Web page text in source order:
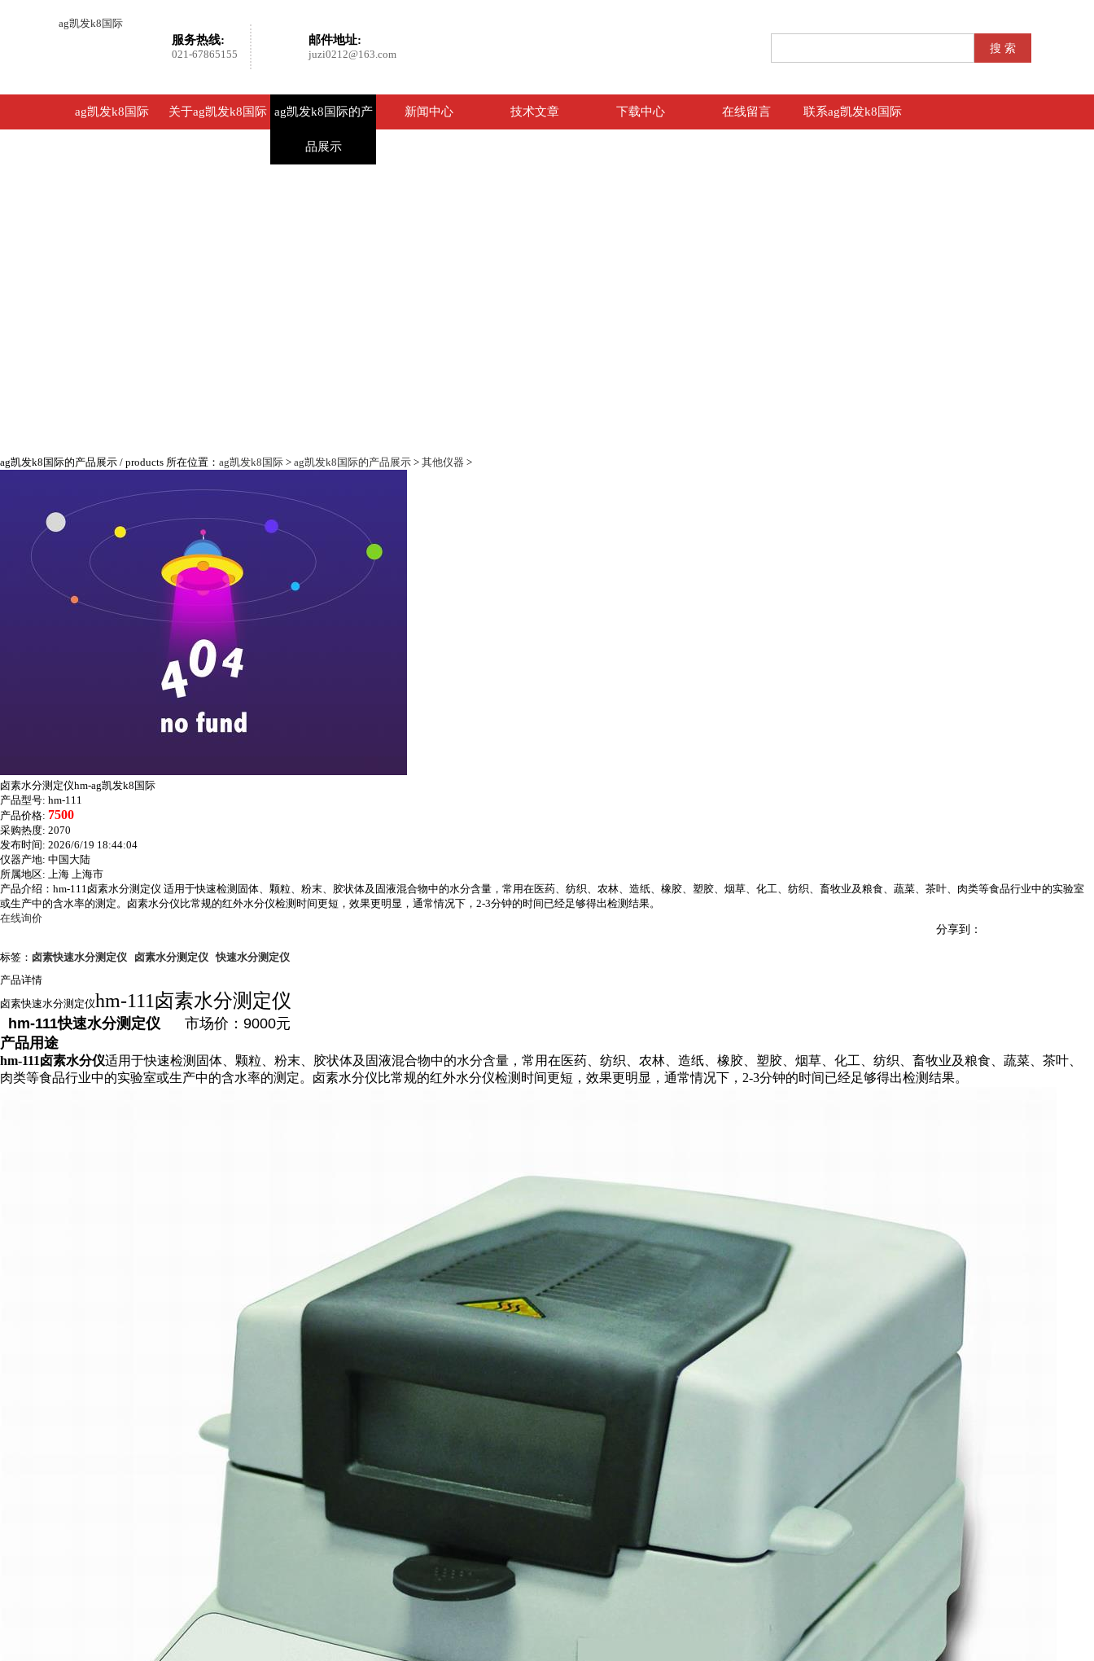
ag凯发k8国际
邮件地址:
juzi0212@163.com
服务热线:
021-67865155
ag凯发k8国际 关于ag凯发k8国际 ag凯发k8国际的产
品展示
新闻中心 技术文章 下载中心 在线留言 联系ag凯发k8国际
ag凯发k8国际的产品展示 / products 所在位置： ag凯发k8国际 > ag凯发k8国际的产品展示 > 其他仪器 >
卤素水分测定仪hm-ag凯发k8国际
产品型号: hm-111
产品价格: 7500
采购热度: 2070
发布时间: 2026/6/19 18:44:04
仪器产地: 中国大陆
所属地区: 上海 上海市
产品介绍：hm-111卤素水分测定仪 适用于快速检测固体、颗粒、粉末、胶状体及固液混合物中的水分含量，常用在医药、纺织、农林、造纸、橡胶、塑胶、烟草、化工、纺织、畜牧业及粮食、蔬菜、茶叶、肉类等食品行业中的实验室
或生产中的含水率的测定。卤素水分仪比常规的红外水分仪检测时间更短，效果更明显，通常情况下，2-3分钟的时间已经足够得出检测结果。
在线询价
分享到：
标签： 卤素快速水分测定仪 卤素水分测定仪 快速水分测定仪
产品详情
卤素快速水分测定仪hm-111卤素水分测定仪
hm-111快速水分测定仪
市场价：9000元
产品用途
hm-111卤素水分仪适用于快速检测固体、颗粒、粉末、胶状体及固液混合物中的水分含量，常用在医药、纺织、农林、造纸、橡胶、塑胶、烟草、化工、纺织、畜牧业及粮食、蔬菜、茶叶、
肉类等食品行业中的实验室或生产中的含水率的测定。卤素水分仪比常规的红外水分仪检测时间更短，效果更明显，通常情况下，2-3分钟的时间已经足够得出检测结果。